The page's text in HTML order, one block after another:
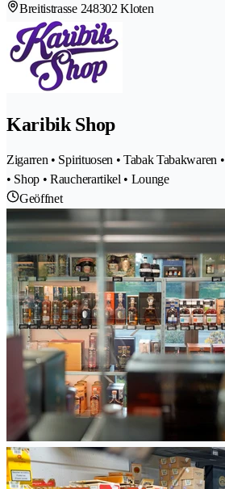
Breitistrasse 248302 Kloten
Karibik Shop
Zigarren • Spirituosen • Tabak Tabakwaren
• Shop • Raucherartikel • Lounge
Geöffnet